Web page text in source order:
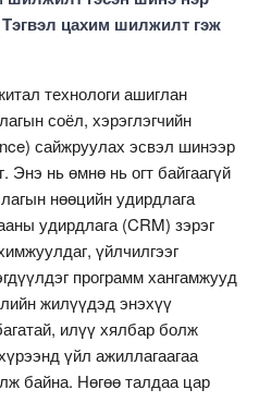
цахим шилжилт гэж
технологи ашиглан
соёл, хэрэглэгчийн
сайжруулах эсвэл шинээр
Энэ нь өмнө нь огт байгаагүй
нөөцийн удирдлага
удирдлага (CRM) зэрэг
үйлчилгээг
программ хангамжууд
жилүүдэд энэхүү
илүү хялбар болж
үйл ажиллагаагаа
байна. Нөгөө талдаа цар